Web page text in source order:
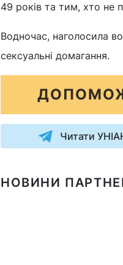
49 років та тим, хто не
Водночас, наголосила
сексуальні домагання.
Читати
НОВИНИ